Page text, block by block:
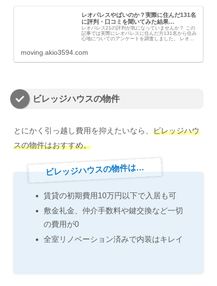
レオパレスやばいのか？実際に住んだ131名
に評判・口コミを聞いてみた結果…
レオパレス21の評判が気になっていませんか？ この
記事では実際にレオパレスに住んだ方131名から住み
心地についてのアンケートを調査しました。 レオパ
moving.akio3594.com
ビレッジハウスの物件
とにかく引っ越し費用を抑えたいなら、ビレッジハウ
スの物件はおすすめ。
ビレッジハウスの物件は…
賃貸の初期費用10万円以下で入居も可
敷金礼金、仲介手数料や鍵交換など一切
の費用が0
全室リノベーション済みで内装はキレイ